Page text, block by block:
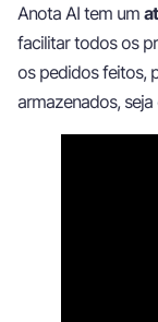
Anota AI tem um
facilitar todos os
os pedidos feitos,
armazenados,